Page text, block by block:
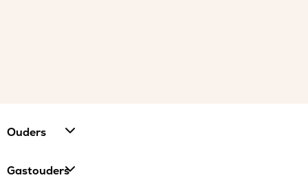
Ouders
Gastouders